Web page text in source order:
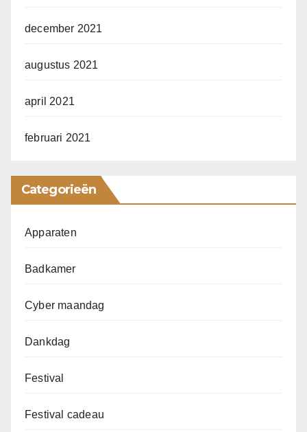
december 2021
augustus 2021
april 2021
februari 2021
Categorieën
Apparaten
Badkamer
Cyber maandag
Dankdag
Festival
Festival cadeau